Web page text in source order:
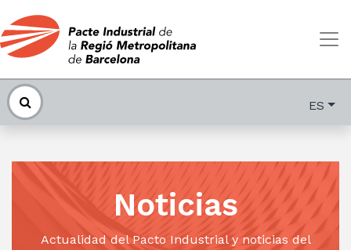
ES
Noticias
Actualidad del Pacto Industrial y noticias del